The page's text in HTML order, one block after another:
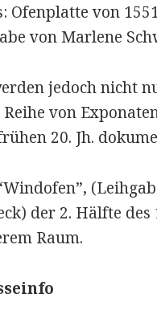
Ofenplatte von
von Marlene
jedoch nicht
Reihe von
20. Jh.
der 2. Hälfte
Raum.